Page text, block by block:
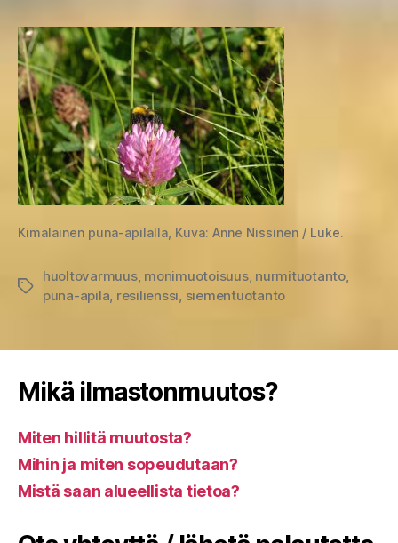
Kimalainen puna-apilalla, Kuva: Anne Nissinen / Luke.
Avainsanat
huoltovarmuus, monimuotoisuus, nurmituotanto,
puna-apila resilienssi siementuotanto
Mikä ilmastonmuutos?
Miten hillitä muutosta?
Mihin ja miten sopeudutaan?
Mistä saan alueellista tietoa?